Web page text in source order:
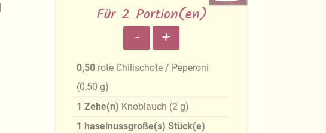
Für 2 Portion(en)
- +
0,50 rote Chilischote / Peperoni
(0,50 g)
1 Zehe(n) Knoblauch (2 g)
1 haselnussgroße(s) Stück(e)